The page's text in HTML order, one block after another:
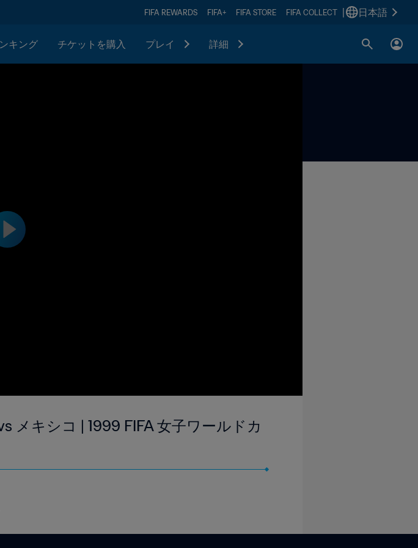
FIFA REWARDS FIFA+ FIFA STORE FIFA COLLECT 日本語
キング チケットを購入 プレイ 詳細
メキシコ | 1999 FIFA 女子ワールドカ